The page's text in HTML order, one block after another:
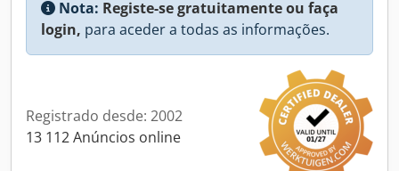
Nota: Registe-se gratuitamente ou faça
login, para aceder a todas as informações.
Registrado desde: 2002
13 112 Anúncios online